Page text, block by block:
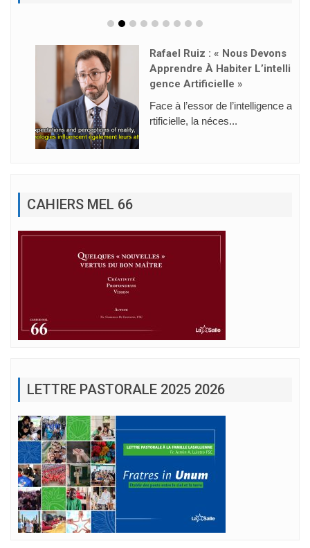
Rafael Ruiz : « Nous Devons
Apprendre À Habiter L’intelli
Gence Artificielle »
Face à l’essor de l’intelligence a
rtificielle, la néces...
CAHIERS MEL 66
LETTRE PASTORALE 2025 2026